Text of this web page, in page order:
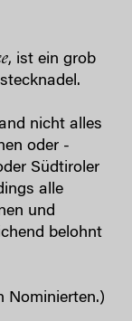
, ist ein grob
nicht alles
oder -
Südtiroler
alle
und
belohnt
Nominierten.)